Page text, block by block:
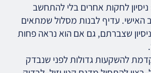
ניסיון לחקות אחרים בלי להתחשב
האישי. עדיף לבנות מסלול שמתאים
שצברתם, גם אם הוא נראה פחות
להשקעות גדולות לפני שנבדק